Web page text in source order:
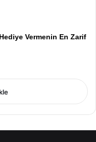
Vermenin En Zarif